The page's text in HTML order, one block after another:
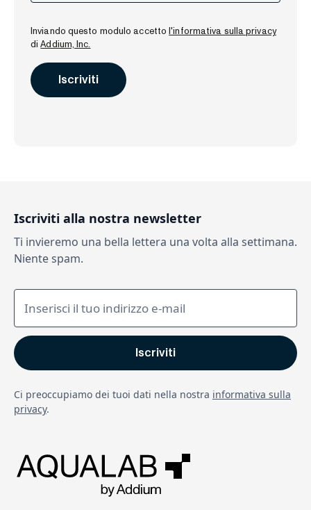
Inviando questo modulo accettol'informativa sulla privacy
diAddium, Inc.
Iscriviti alla nostra newsletter
Ti invieremo una bella lettera una volta alla settimana.
Niente spam.
Ci preoccupiamo dei tuoi dati nella nostra informativa sulla
privacy.